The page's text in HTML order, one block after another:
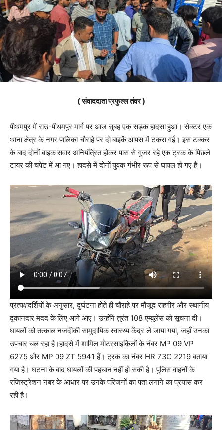
( संवाददाता प्रफुल्ल तंवर )
पीथमपुर में राउ-पीथमपुर मार्ग पर आज सुबह एक सड़क हादसा हुआ। सेक्टर एक
थाना क्षेत्र के नगर पालिका चौराहे पर दो बाइकें आपस में टकरा गईं। इस टक्कर
के बाद दोनों बाइक सवार अनियंत्रित होकर पास से गुजर रहे एक ट्रक के पिछले
टायर की चपेट में आ गए। हादसे में दोनों युवक गंभीर रूप से घायल हो गए हैं।
प्रत्यक्षदर्शियों के अनुसार, दुर्घटना होते ही चौराहे पर मौजूद राहगीर और स्थानीय
दुकानदार मदद के लिए आगे आए। उन्होंने तुरंत 108 एम्बुलेंस को सूचना दी।
घायलों को तत्काल नजदीकी सामुदायिक स्वास्थ्य केंद्र ले जाया गया, जहाँ उनका
उपचार चल रहा है।हादसे में शामिल मोटरसाइकिलों के नंबर MP 09 VP
6275 और MP 09 ZT 5941 हैं। ट्रक का नंबर HR 73C 2219 बताया
गया है। घटना के बाद घायलों की पहचान नहीं हो सकी है। पुलिस वाहनों के
रजिस्ट्रेशन नंबर के आधार पर उनके परिजनों का पता लगाने का प्रयास कर
रही है।